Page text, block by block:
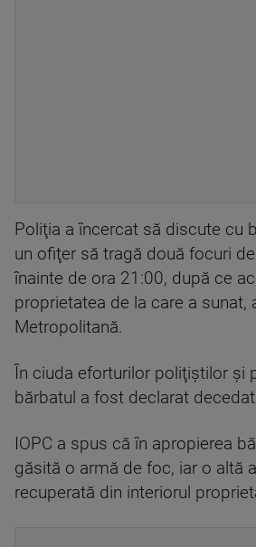
Poliţia a încercat să discute cu
un ofiţer să tragă două focuri
înainte de ora 21:00, după ce
proprietatea de la care a sunat,
Metropolitană.
În ciuda eforturilor poliţiştilor şi
bărbatul a fost declarat
IOPC a spus că în apropierea
găsită o armă de foc, iar o altă
recuperată din interiorul